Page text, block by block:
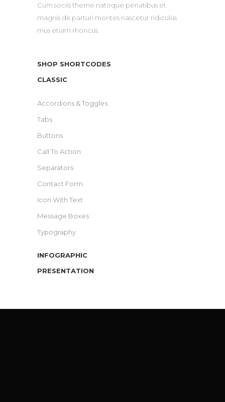
Cum sociis theme natoque penatibus et
magnis dis parturi montes nascetur ridiculus
mus etiam rhoncus.
SHOP SHORTCODES
CLASSIC
Accordions & Toggles
Tabs
Buttons
Call To Action
Separators
Contact Form
Icon With Text
Message Boxes
Typography
INFOGRAPHIC
PRESENTATION